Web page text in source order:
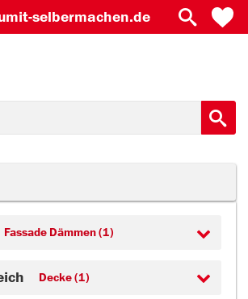
selbermachen.de
Fassade Dämmen (1)
Decke (1)